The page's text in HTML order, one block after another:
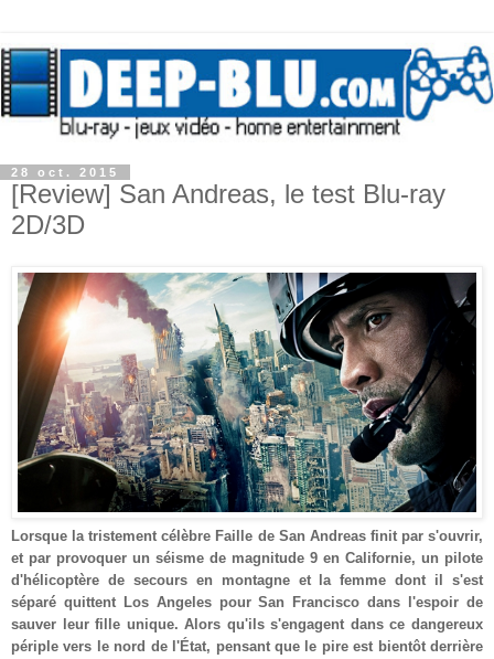
28 oct. 2015
[Review] San Andreas, le test Blu-ray
2D/3D
Lorsque la tristement célèbre Faille de San Andreas finit par s'ouvrir,
et par provoquer un séisme de magnitude 9 en Californie, un pilote
d'hélicoptère de secours en montagne et la femme dont il s'est
séparé quittent Los Angeles pour San Francisco dans l'espoir de
sauver leur fille unique. Alors qu'ils s'engagent dans ce dangereux
périple vers le nord de l'État, pensant que le pire est bientôt derrière